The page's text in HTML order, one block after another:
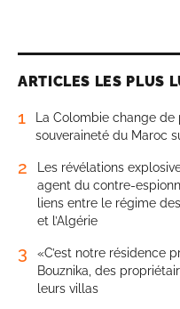
ARTICLES LES PLUS
1
La Colombie change
souveraineté du Maroc
2
Les révélations
agent du contre-
liens entre le régime
et l’Algérie
3
«C’est notre résidence
Bouznika, des
leurs villas